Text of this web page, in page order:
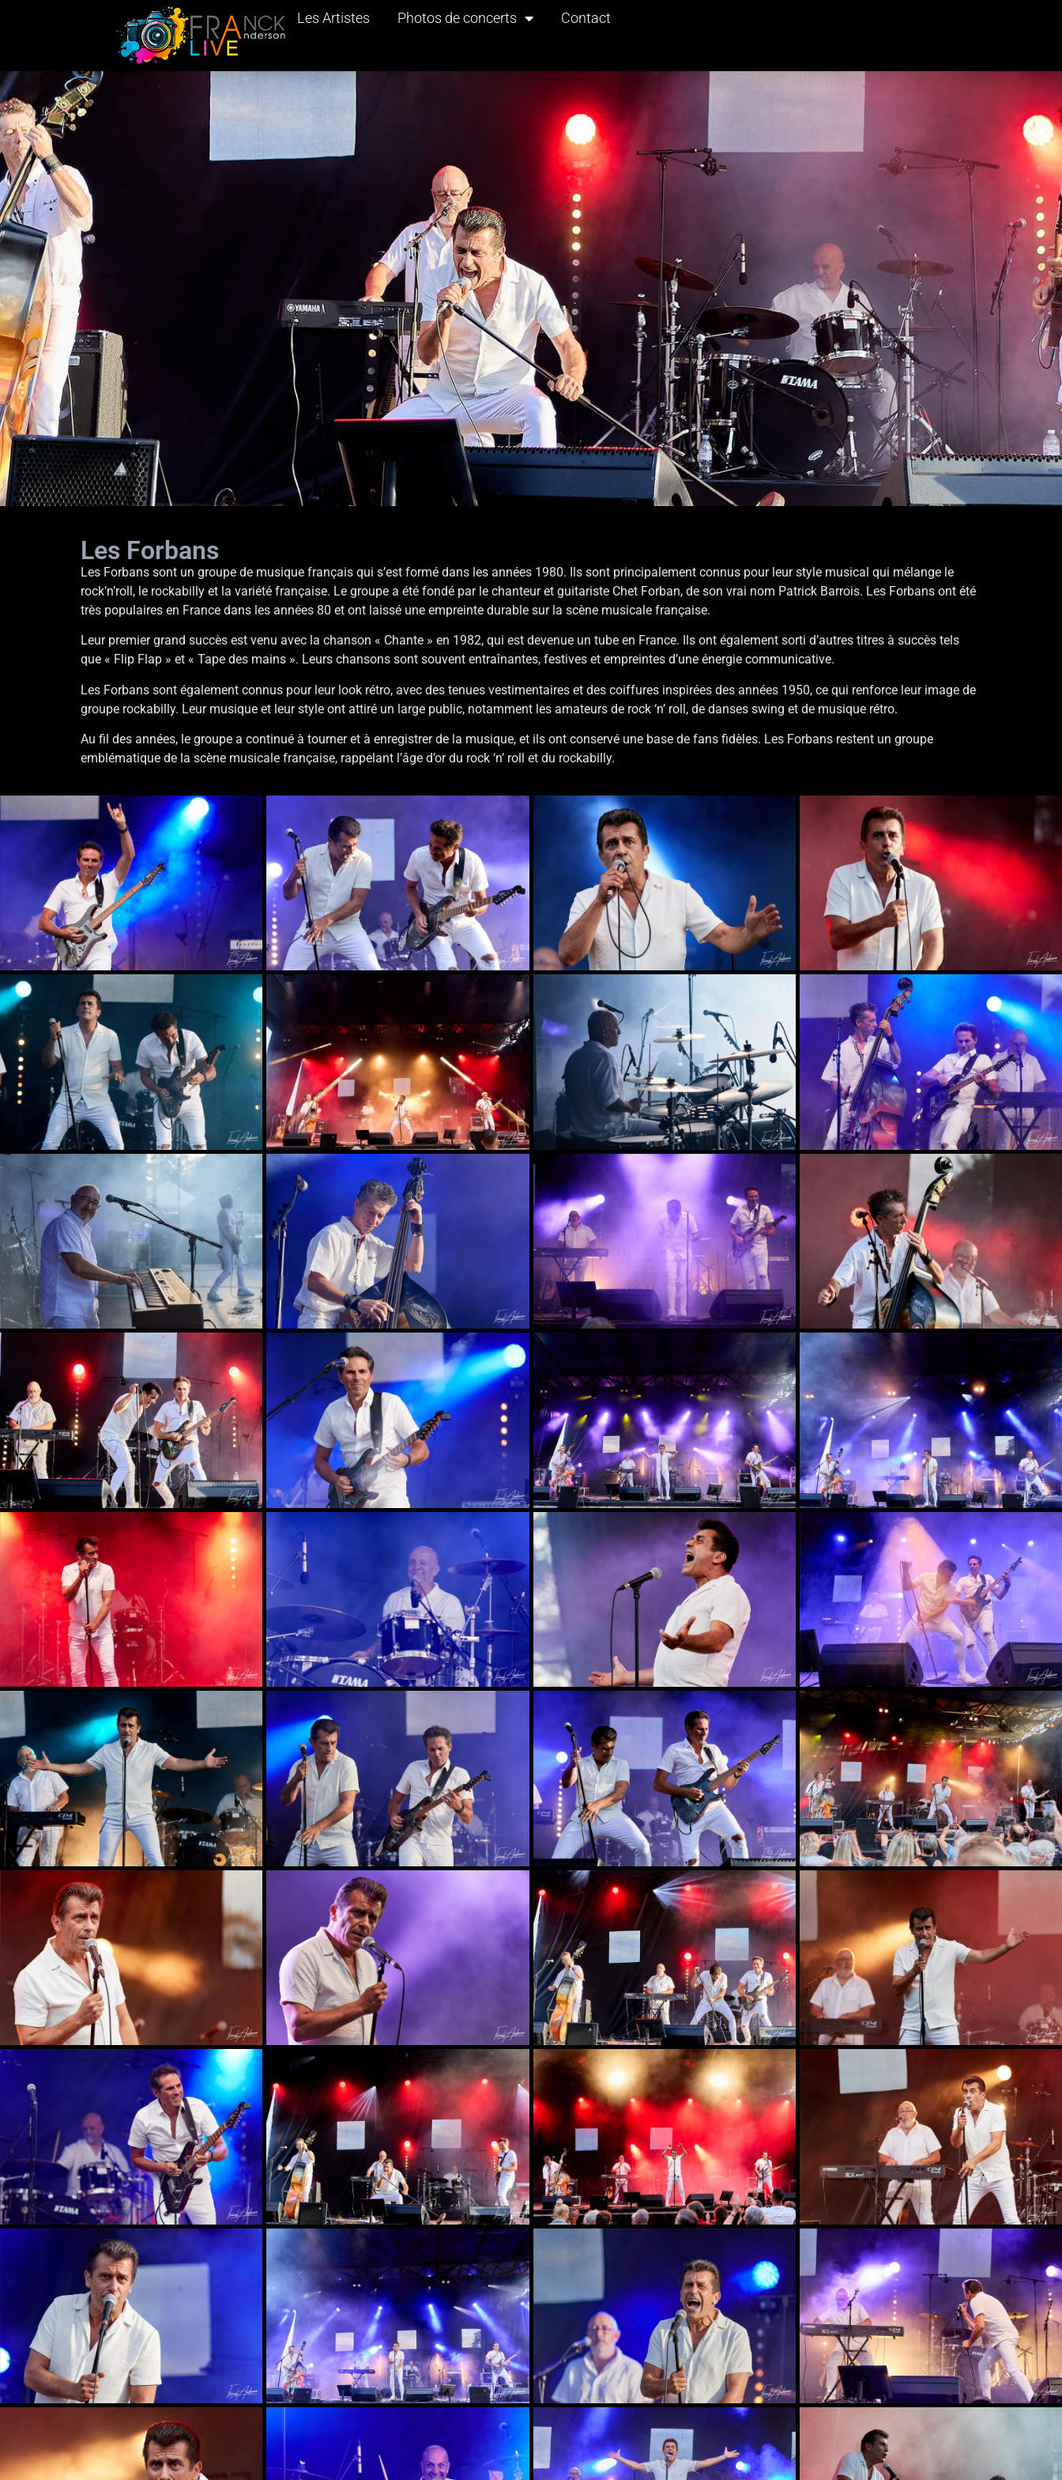
Les Artistes Photos de concerts Contact
Les
Forbans
Les Forbans
Les Forbans sont un groupe de musique français qui s’est formé dans les années 1980. Ils sont principalement connus pour leur style musical qui mélange le
rock’n’roll, le rockabilly et la variété française. Le groupe a été fondé par le chanteur et guitariste Chet Forban, de son vrai nom Patrick Barrois. Les Forbans ont été
très populaires en France dans les années 80 et ont laissé une empreinte durable sur la scène musicale française.
Leur premier grand succès est venu avec la chanson « Chante » en 1982, qui est devenue un tube en France. Ils ont également sorti d’autres titres à succès tels
que « Flip Flap » et « Tape des mains ». Leurs chansons sont souvent entraînantes, festives et empreintes d’une énergie communicative.
Les Forbans sont également connus pour leur look rétro, avec des tenues vestimentaires et des coiffures inspirées des années 1950, ce qui renforce leur image de
groupe rockabilly. Leur musique et leur style ont attiré un large public, notamment les amateurs de rock ‘n’ roll, de danses swing et de musique rétro.
Au fil des années, le groupe a continué à tourner et à enregistrer de la musique, et ils ont conservé une base de fans fidèles. Les Forbans restent un groupe
emblématique de la scène musicale française, rappelant l’âge d’or du rock ‘n’ roll et du rockabilly.